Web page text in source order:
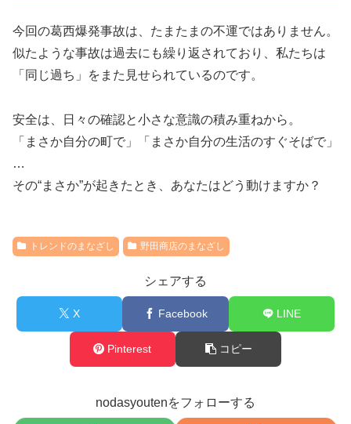
今回の葛西爆発事故は、たまたまの不運ではありません。
似たような事故は過去にも繰り返されており、私たちは
「同じ過ち」をまた見せられているのです。
安全は、日々の確認と小さな意識の積み重ねから。
「まさか自分の町で」「まさか自分の生活のすぐそばで」
…
その“まさか”が起きたとき、あなたはどう動けますか？
トレンドのまなざし 野田商店のまなざし
シェアする
X Facebook LINE
Pinterest コピー
nodasyoutenをフォローする